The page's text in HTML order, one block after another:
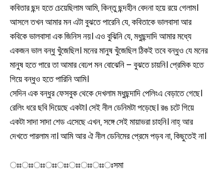
কবিতার ছন্দ হতে চেয়েছিলাম আমি, কিন্তু ছন্দহীন বেদনা হয়ে রয়ে গেলাম।
আসলে তখন আমার মন এটা বুঝতে পারেনি যে, কবিতাকে ভালবাসা আর
কবিকে ভালবাসা এক জিনিস নয়। এও বুঝিনি যে, মধুছন্দাদি আমার মধ্যে
একজন ভাল বন্ধু খুঁজেছিল। মনের মানুষ খুঁজেছিল ঠিকই তবে বন্ধুও যে মনের
মানুষ হতে পারে তা আমার বেঢপ মন বোঝেনি – বুঝতে চায়নি। প্রেমিক হতে
গিয়ে বন্ধুও হতে পারিনি আমি।
সেদিন এক বন্ধুর ফেসবুক থেকে দেখলাম মধুছন্দাদি পেলিংএ বেড়াতে গেছে।
রেলিং ধরে ছবি দিয়েছে একটা। সেই নীল ডেনিমটা পড়েছে। রঙ চটে গিয়ে
একটা সাদা সাদা শেড এসেছে এখন, সঙ্গে সেই মায়াভরা চাহনি। নাহ্ আর
দেখতে পারলাম না। আমি আর ঐ নীল ডেনিমের প্রেমে পড়ব না, কিছুতেই না।
ঃঃঃঃঃঃঃঃঃঃঃঃঃঃঃঃঃসমা